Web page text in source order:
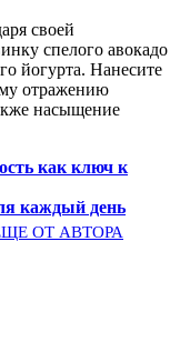
своей
спелого авокадо
йогурта. Нанесите
отражению
насыщение
как ключ к
каждый день
ОТ АВТОРА